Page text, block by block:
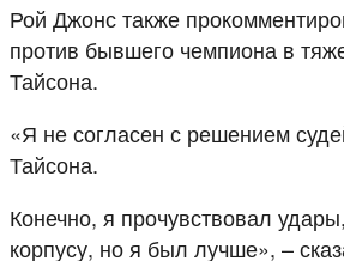
Рой Джонс также
против бывшего чемпиона в
Тайсона.
«Я не согласен с решением
Тайсона.
Конечно, я прочувствовал
корпусу, но я был лучше», –